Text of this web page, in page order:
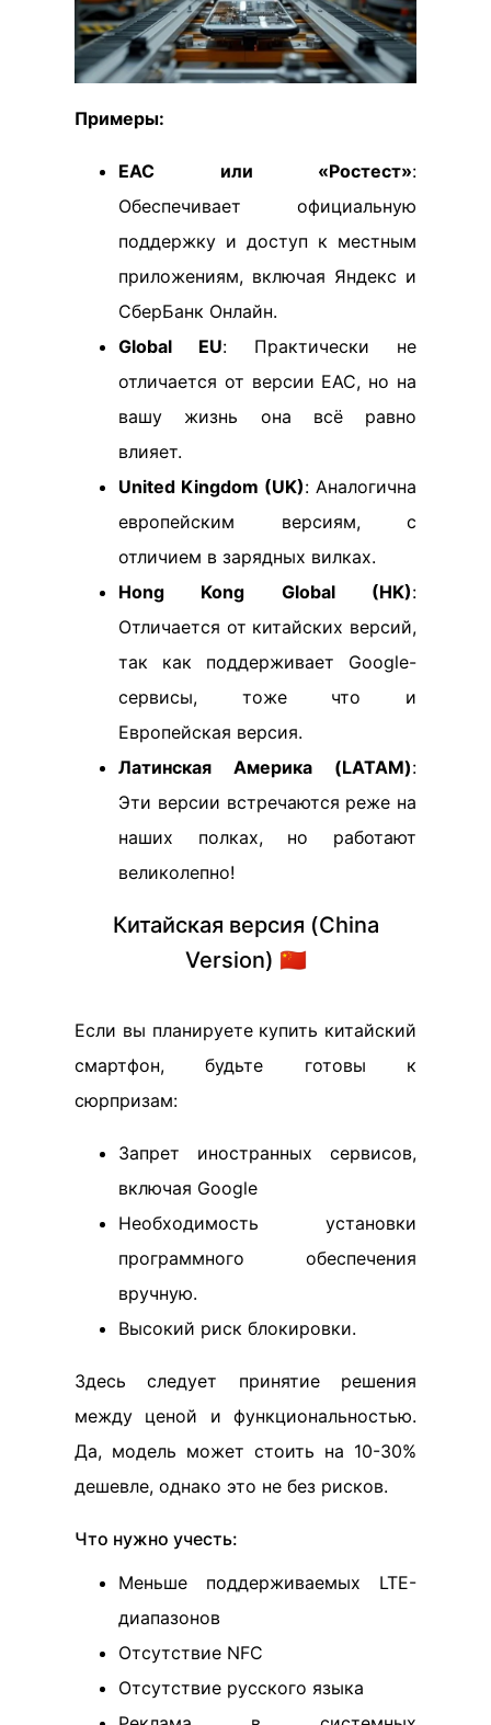
Примеры:
EAC или «Ростест»:
Обеспечивает официальную
поддержку и доступ к местным
приложениям, включая Яндекс и
СберБанк Онлайн.
Global EU: Практически не
отличается от версии EAC, но на
вашу жизнь она всё равно
влияет.
United Kingdom (UK): Аналогична
европейским версиям, с
отличием в зарядных вилках.
Hong Kong Global (HK):
Отличается от китайских версий,
так как поддерживает Google-
сервисы, тоже что и
Европейская версия.
Латинская Америка (LATAM):
Эти версии встречаются реже на
наших полках, но работают
великолепно!
Китайская версия (China
Version) 🇨🇳
Если вы планируете купить китайский
смартфон, будьте готовы к
сюрпризам:
Запрет иностранных сервисов,
включая Google
Необходимость установки
программного обеспечения
вручную.
Высокий риск блокировки.
Здесь следует принятие решения
между ценой и функциональностью.
Да, модель может стоить на 10-30%
дешевле, однако это не без рисков.
Что нужно учесть:
Меньше поддерживаемых LTE-
диапазонов
Отсутствие NFC
Отсутствие русского языка